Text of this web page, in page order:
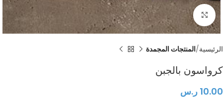
Click to enlarge
الرئيسية المنتجات المجمدة
كرواسون بالجبن
10.00 ر.س